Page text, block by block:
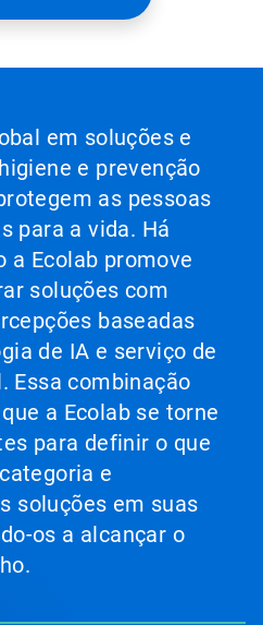
em soluções e
e prevenção
as pessoas
para a vida. Há
a Ecolab promove
soluções com
baseadas
de IA e serviço de
Essa combinação
a Ecolab se torne
para definir o que
e
soluções em suas
os a alcançar o